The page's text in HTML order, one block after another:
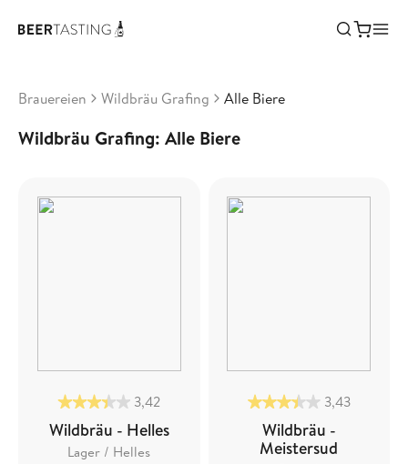
Brauereien Wildbräu Grafing Alle Biere
Wildbräu Grafing: Alle Biere
3,42
Wildbräu - Helles
Lager / Helles
3,43
Wildbräu -
Meistersud